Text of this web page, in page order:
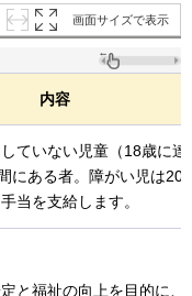
画面サイズで表示
内容
ていない児童（18歳に達
にある者。障がい児は20
当を支給します。
と福祉の向上を目的に、